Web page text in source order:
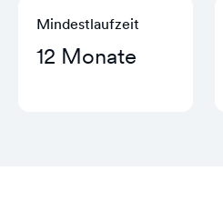
Mindestlaufzeit
12 Monate